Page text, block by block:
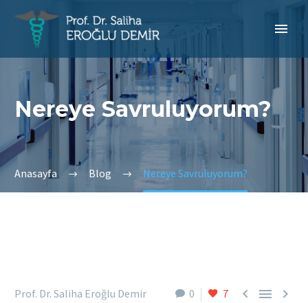
Nereye Savruluyorum?
Anasayfa Blog Nereye Savruluyorum?
0 7   
Prof. Dr. Saliha Eroğlu Demir